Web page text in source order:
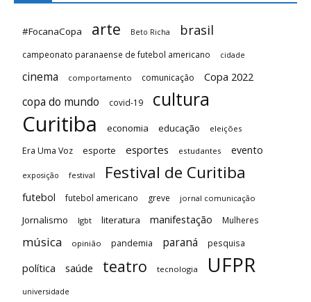
#FocanaCopa arte Beto Richa brasil
campeonato paranaense de futebol americano cidade
cinema comportamento comunicação Copa 2022
copa do mundo covid-19 cultura
Curitiba economia educação eleições
Era Uma Voz esporte esportes estudantes evento
exposição festival Festival de Curitiba
futebol futebol americano greve jornal comunicação
Jornalismo lgbt literatura manifestação Mulheres
música opinião pandemia paraná pesquisa
política saúde teatro tecnologia UFPR
universidade